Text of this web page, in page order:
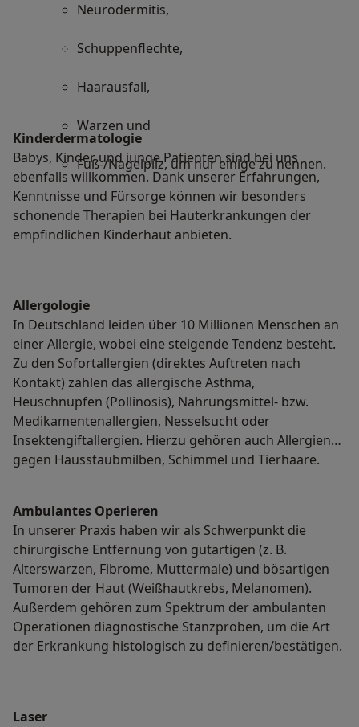
Neurodermitis,
Schuppenflechte,
Haarausfall,
Warzen und
Fuß-/Nagelpilz, um nur einige zu nennen.
Kinderdermatologie
Babys, Kinder und junge Patienten sind bei uns
ebenfalls willkommen. Dank unserer Erfahrungen,
Kenntnisse und Fürsorge können wir besonders
schonende Therapien bei Hauterkrankungen der
empfindlichen Kinderhaut anbieten.
Allergologie
In Deutschland leiden über 10 Millionen Menschen an
einer Allergie, wobei eine steigende Tendenz besteht.
Zu den Sofortallergien (direktes Auftreten nach
Kontakt) zählen das allergische Asthma,
Heuschnupfen (Pollinosis), Nahrungsmittel- bzw.
Medikamentenallergien, Nesselsucht oder
Insektengiftallergien. Hierzu gehören auch Allergien
gegen Hausstaubmilben, Schimmel und Tierhaare.
Ambulantes Operieren
In unserer Praxis haben wir als Schwerpunkt die
chirurgische Entfernung von gutartigen (z. B.
Alterswarzen, Fibrome, Muttermale) und bösartigen
Tumoren der Haut (Weißhautkrebs, Melanomen).
Außerdem gehören zum Spektrum der ambulanten
Operationen diagnostische Stanzproben, um die Art
der Erkrankung histologisch zu definieren/bestätigen.
Laser